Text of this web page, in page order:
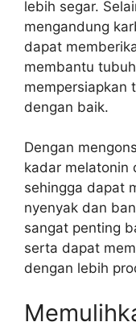
lebih segar.
mengandung
dapat
membantu
mempersiapkan
dengan baik.
Dengan
kadar melatonin
sehingga dapat
nyenyak dan
sangat penting
serta dapat
dengan lebih